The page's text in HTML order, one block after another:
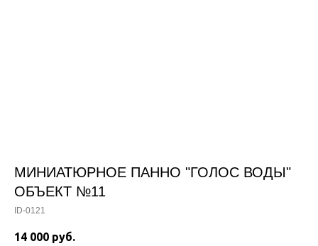
МИНИАТЮРНОЕ ПАННО "ГОЛОС ВОДЫ"
ОБЪЕКТ №11
ID-0121
14 000 руб.